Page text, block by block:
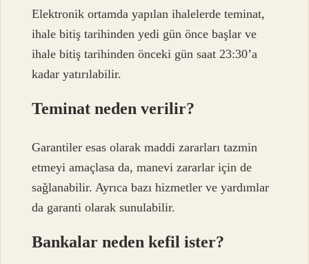
Elektronik ortamda yapılan ihalelerde teminat,
ihale bitiş tarihinden yedi gün önce başlar ve
ihale bitiş tarihinden önceki gün saat 23:30’a
kadar yatırılabilir.
Teminat neden verilir?
Garantiler esas olarak maddi zararları tazmin
etmeyi amaçlasa da, manevi zararlar için de
sağlanabilir. Ayrıca bazı hizmetler ve yardımlar
da garanti olarak sunulabilir.
Bankalar neden kefil ister?